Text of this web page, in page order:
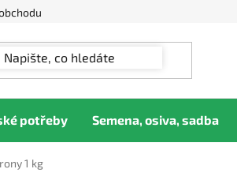
potřeby Semena, osiva, sadba
1 kg